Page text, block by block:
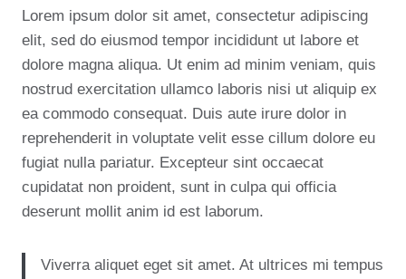
Lorem ipsum dolor sit amet, consectetur adipiscing
elit, sed do eiusmod tempor incididunt ut labore et
dolore magna aliqua. Ut enim ad minim veniam, quis
nostrud exercitation ullamco laboris nisi ut aliquip ex
ea commodo consequat. Duis aute irure dolor in
reprehenderit in voluptate velit esse cillum dolore eu
fugiat nulla pariatur. Excepteur sint occaecat
cupidatat non proident, sunt in culpa qui officia
deserunt mollit anim id est laborum.
Viverra aliquet eget sit amet. At ultrices mi tempus